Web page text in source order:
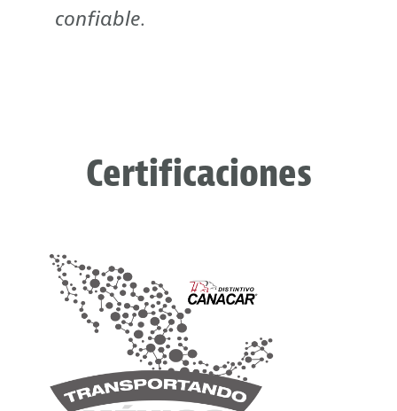
confiable.
Certificaciones